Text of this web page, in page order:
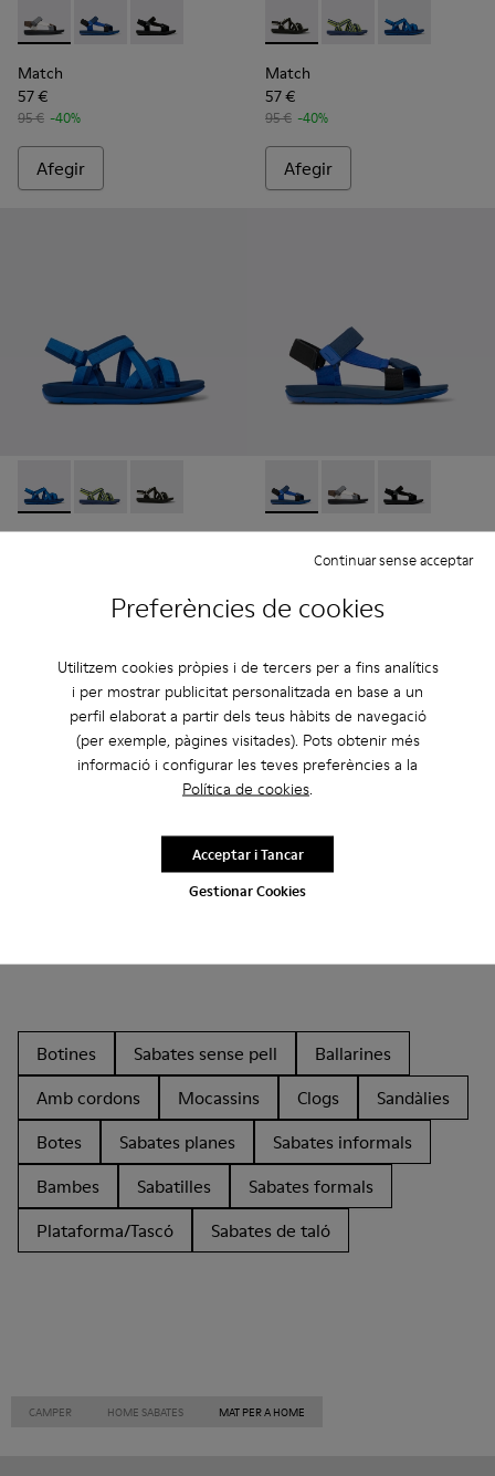
Preferències de cookies
Utilitzem cookies pròpies i de tercers per a fins analítics
i per mostrar publicitat personalitzada en base a un
perfil elaborat a partir dels teus hàbits de navegació
(per exemple, pàgines visitades). Pots obtenir més
informació i configurar les teves preferències a la
Política de cookies.
Gestionar Cookies
Continuar sense acceptar
Acceptar i Tancar
Match - K100539-013 - Sandàlia multicolor per a home
Match - K100539-011 - Sandàlies tèxtils blaves Per a
Match - K100539-001 - Sandàlies de teixit
Match
57 €
95 € -40%
Afegir
Match - K100781-001 -
Match - K100781-
Match -
Match
57 €
95 € -40%
Afegir
Match - K100781-004 - Sandàlia de PET reciclat de color
Match - K100781-008 - Sandàlia d’home de teixit de
Match - K100781-001 - Sandàlia de PET
Match - K100539-011 -
Match - K100539-
Match -
Botines Sabates sense pell
Ballarines
Amb cordons
Mocassins Clogs
Sandàlies
Botes
Sabates planes
Sabates informals
Bambes
Sabatilles
Sabates formals
Plataforma/Tascó
Sabates de taló
CAMPER HOME SABATES MAT PER A HOME